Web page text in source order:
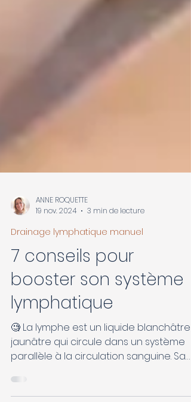
ANNE ROQUETTE
Drainage lymphatique manuel
7 conseils pour
booster son système
lymphatique
🧐 La lymphe est un liquide blanchâtre /
jaunâtre qui circule dans un système